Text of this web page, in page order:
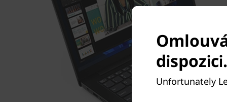
dispozici.
Unfortunately